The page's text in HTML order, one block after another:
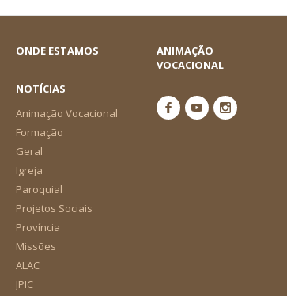
ONDE ESTAMOS
ANIMAÇÃO
VOCACIONAL
NOTÍCIAS
Animação Vocacional
Formação
Geral
Igreja
Paroquial
Projetos Sociais
Província
Missões
ALAC
JPIC